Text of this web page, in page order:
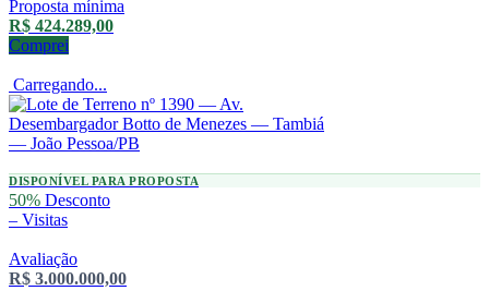
Proposta mínima
R$ 424.289,00
Comprei
Carregando...
DISPONÍVEL PARA PROPOSTA
50% Desconto
– Visitas
Avaliação
R$ 3.000.000,00